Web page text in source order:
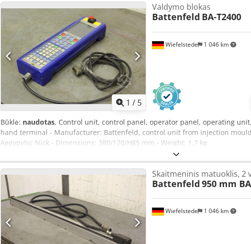
1 / 5
Wiefelstede 1 046 km
Valdymo blokas
Battenfeld BA-T2400
Būklė: naudotas, Control unit, control panel, operator panel, operating
hand terminal - Manufacturer: Battenfeld, control unit from injection
Aegypvlsc Njck - Dimensions: 380/120/H85 mm - Weight: 1.7 kg
Wiefelstede 1 046 km
Skaitmeninis matuoklis, 2
Battenfeld 950 mm